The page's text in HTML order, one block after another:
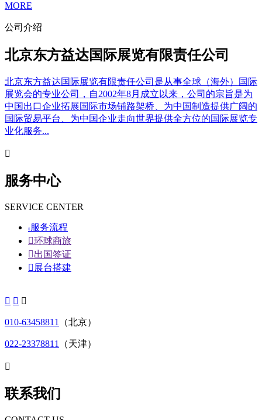
MORE
公司介绍
北京东方益达国际展览有限责任公司
北京东方益达国际展览有限责任公司是从事全球（海外）国际
展览会的专业公司，自2002年8月成立以来，公司的宗旨是为
中国出口企业拓展国际市场铺路架桥、为中国制造提供广阔的
国际贸易平台、为中国企业走向世界提供全方位的国际展览专
业化服务...

服务中心
SERVICE CENTER
 服务流程
环球商旅
出国签证
 展台搭建
  
010-63458811 （北京）
022-23378811 （天津）

联系我们